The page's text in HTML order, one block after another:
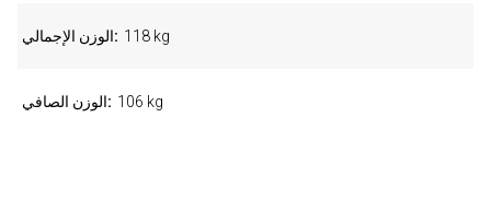
الوزن الإجمالي 118 kg
الوزن الصافي 106 kg